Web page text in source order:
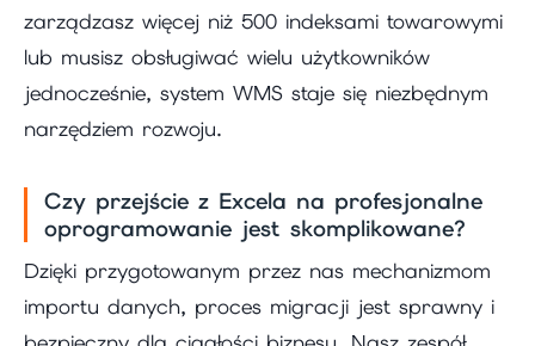
zarządzasz więcej niż 500 indeksami towarowymi
lub musisz obsługiwać wielu użytkowników
jednocześnie, system WMS staje się niezbędnym
narzędziem rozwoju.
Czy przejście z Excela na profesjonalne
oprogramowanie jest skomplikowane?
Dzięki przygotowanym przez nas mechanizmom
importu danych, proces migracji jest sprawny i